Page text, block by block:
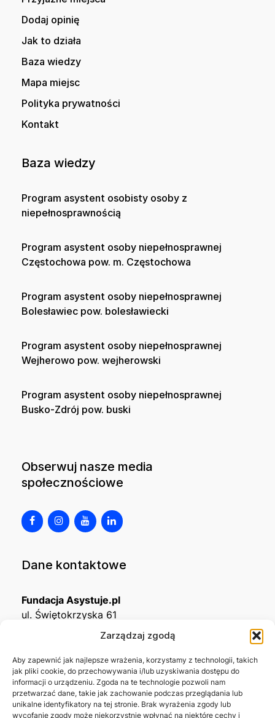
Zarządzaj zgodą
Aby zapewnić jak najlepsze wrażenia, korzystamy z technologii, takich
jak pliki cookie, do przechowywania i/lub uzyskiwania dostępu do
informacji o urządzeniu. Zgoda na te technologie pozwoli nam
przetwarzać dane, takie jak zachowanie podczas przeglądania lub
unikalne identyfikatory na tej stronie. Brak wyrażenia zgody lub
wycofanie zgody może niekorzystnie wpłynąć na niektóre cechy i
Dodaj opinię
Jak to działa
Baza wiedzy
Mapa miejsc
Polityka prywatności
Kontakt
Baza wiedzy
Program asystent osobisty osoby z
niepełnosprawnością
Program asystent osoby niepełnosprawnej
Częstochowa pow. m. Częstochowa
Program asystent osoby niepełnosprawnej
Bolesławiec pow. bolesławiecki
Program asystent osoby niepełnosprawnej
Wejherowo pow. wejherowski
Program asystent osoby niepełnosprawnej
Busko-Zdrój pow. buski
Obserwuj nasze media
społecznościowe
Dane kontaktowe
Fundacja Asystuje.pl
ul. Świętokrzyska 61
KRS0001215994
NIP5492488380
REGON543667703